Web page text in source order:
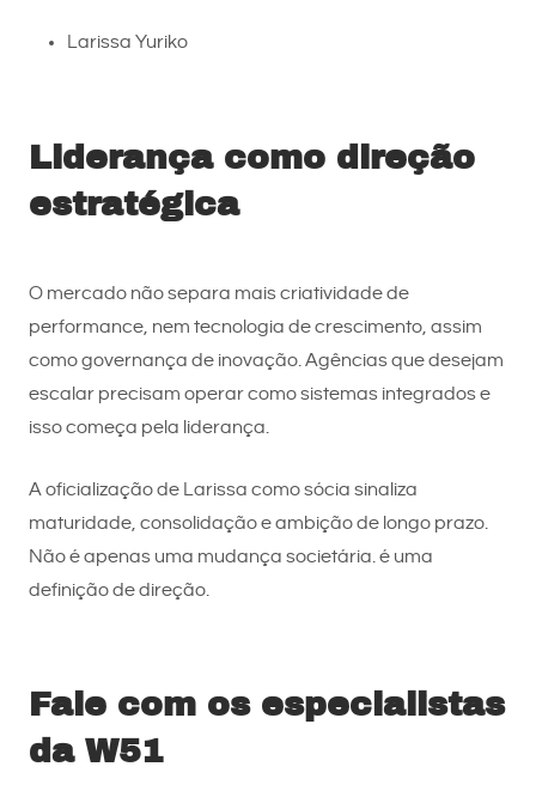
Larissa Yuriko
Liderança como direção
estratégica
O mercado não separa mais criatividade de
performance, nem tecnologia de crescimento, assim
como governança de inovação. Agências que desejam
escalar precisam operar como sistemas integrados e
isso começa pela liderança.
A oficialização de Larissa como sócia sinaliza
maturidade, consolidação e ambição de longo prazo.
Não é apenas uma mudança societária. é uma
definição de direção.
Fale com os especialistas
da W51